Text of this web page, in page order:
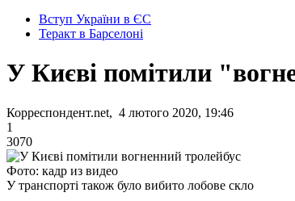
Вступ України в ЄС
Теракт в Барселоні
У Києві помітили
Корреспондент.net, 4 лютого 2020, 19:46
1
3070
Фото: кадр из видео
У транспорті також було вибито лобове скло